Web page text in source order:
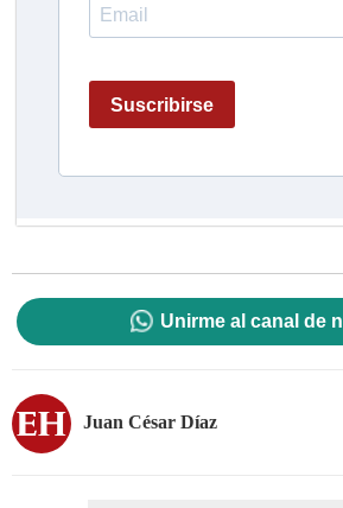
Unirme al canal de
Juan César Díaz